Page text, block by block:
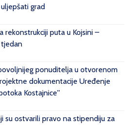
grad
rekonstrukciji puta u Kojsini –
ponuditelja u otvorenom
dokumentacije Uređenje
Kostajnice''
su ostvarili pravo na stipendiju za